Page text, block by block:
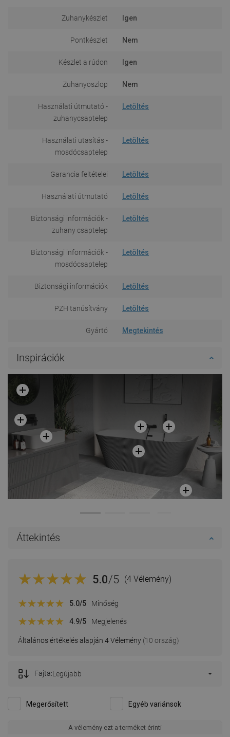
Zuhanykészlet Igen
Pontkészlet Nem
Készlet a rúdon Igen
Zuhanyoszlop Nem
Használati útmutató -
zuhanycsaptelep
Letöltés
Használati utasítás -
mosdócsaptelep
Letöltés
Garancia feltételei Letöltés
Használati útmutató Letöltés
Biztonsági információk -
zuhany csaptelep
Letöltés
Biztonsági információk -
mosdócsaptelep
Letöltés
Biztonsági információk Letöltés
PZH tanúsítvány Letöltés
Gyártó Megtekintés
Inspirációk
Áttekintés
5.0/5 (4 Vélemény)
Általános értékelés alapján 4 Vélemény (10 ország)
5.0/5 Minőség
4.9/5 Megjelenés
Megerősített Egyéb variánsok
Fajta:Legújabb
A vélemény ezt a terméket érinti